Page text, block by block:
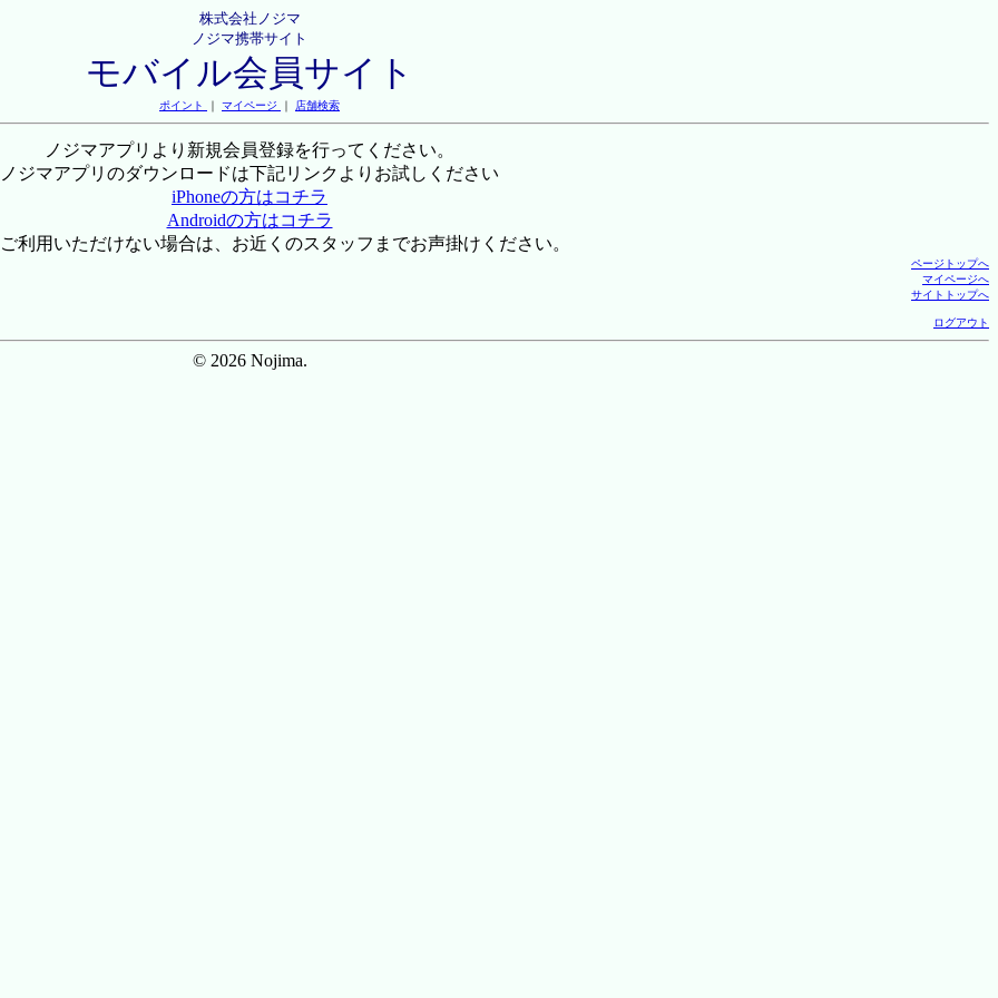
株式会社ノジマ
ノジマ携帯サイト
モバイル会員サイト
ポイント ｜ マイページ ｜ 店舗検索
ノジマアプリより新規会員登録を行ってください。
ノジマアプリのダウンロードは下記リンクよりお試しください
iPhoneの方はコチラ
Androidの方はコチラ
利用いただけない場合は、お近くのスタッフまでお声掛けください。
ページトップへ
マイページへ
サイトトップへ
ログアウト
© 2026 Nojima.